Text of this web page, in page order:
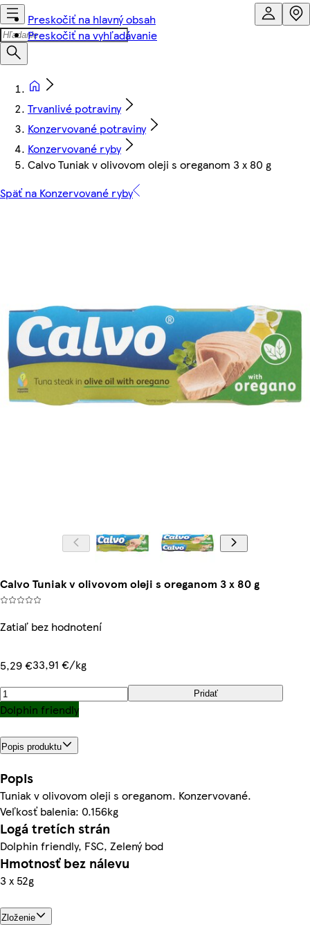
Preskočiť na hlavný obsah
Preskočiť na vyhľadávanie
Trvanlivé potraviny
Konzervované potraviny
Konzervované ryby
Calvo Tuniak v olivovom oleji s oreganom 3 x 80 g
Späť na Konzervované ryby
Calvo Tuniak v olivovom oleji s oreganom 3 x 80 g
Zatiaľ bez hodnotení
5,29 €33,91 €/kg
Pridať
Dolphin friendly
Popis produktu
Popis
Tuniak v olivovom oleji s oreganom. Konzervované.
Veľkosť balenia: 0.156kg
Logá tretích strán
Dolphin friendly, FSC, Zelený bod
Hmotnosť bez nálevu
3 x 52g
Zloženie